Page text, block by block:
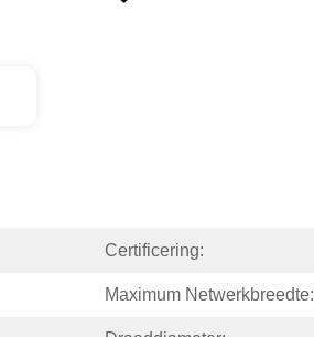
Certificering:
Maximum Netwerkbreedte: